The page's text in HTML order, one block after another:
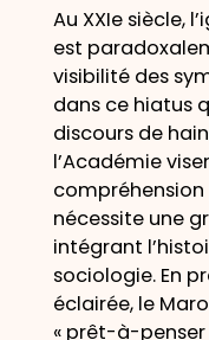
Au XXIe siècle,
est
visibilité des
dans ce hiatus
discours de
l’Académie
nécessite une
intégrant
sociologie. En
éclairée, le
« prêt-à-penser